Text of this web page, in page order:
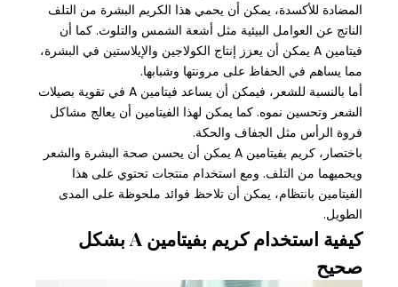
المضادة للأكسدة، يمكن أن يحمي هذا الكريم البشرة من التلف
الناتج عن العوامل البيئية مثل أشعة الشمس والتلوث. كما أن
فيتامين A يمكن أن يعزز إنتاج الكولاجين والإيلاستين في البشرة،
مما يساهم في الحفاظ على مرونتها وشبابها.
أما بالنسبة للشعر، فيمكن أن يساعد فيتامين A في تقوية بصيلات
الشعر وتحسين نموه. كما يمكن لهذا الفيتامين أن يعالج مشاكل
فروة الرأس مثل الجفاف والحكة.
باختصار، كريم بفيتامين A يمكن أن يحسن صحة البشرة والشعر
ويحميهما من التلف. ومع استخدام منتجات تحتوي على هذا
الفيتامين بانتظام، يمكن أن تلاحظ فوائد ملحوظة على المدى
الطويل.
كيفية استخدام كريم بفيتامين A بشكل
صحيح